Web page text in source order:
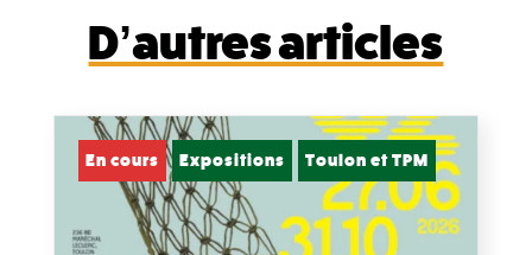
D’autres articles
En cours Expositions Toulon et TPM